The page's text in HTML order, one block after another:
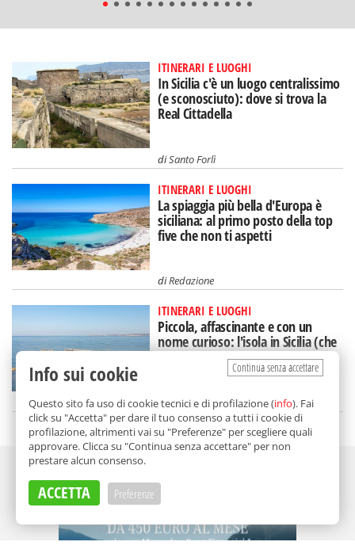
ITINERARI E LUOGHI
In Sicilia c'è un luogo centralissimo
(e sconosciuto): dove si trova la
Real Cittadella
diSanto Forlì
ITINERARI E LUOGHI
La spiaggia più bella d'Europa è
siciliana: al primo posto della top
five che non ti aspetti
diRedazione
ITINERARI E LUOGHI
Piccola, affascinante e con un
nome curioso: l'isola in Sicilia (che
rischia di scomparire)
diFederica Puglisi
Continua senza accettare
Info sui cookie
Questo sito fa uso di cookie tecnici e di profilazione (info). Fai
click su "Accetta" per dare il tuo consenso a tutti i cookie di
profilazione, altrimenti vai su "Preferenze" per scegliere quali
approvare. Clicca su "Continua senza accettare" per non
prestare alcun consenso.
ACCETTA Preferenze